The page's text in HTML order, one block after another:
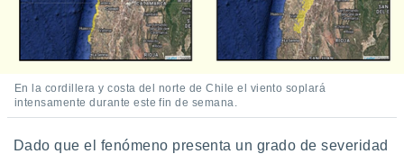
similares
En la cordillera y costa del norte de Chile el viento soplará
intensamente durante este fin de semana.
Dado que el fenómeno presenta un grado de severidad